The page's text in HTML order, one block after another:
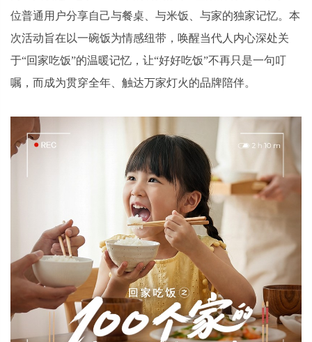
位普通用户分享自己与餐桌、与米饭、与家的独家记忆。本
次活动旨在以一碗饭为情感纽带，唤醒当代人内心深处关
于“回家吃饭”的温暖记忆，让“好好吃饭”不再只是一句叮
嘱，而成为贯穿全年、触达万家灯火的品牌陪伴。